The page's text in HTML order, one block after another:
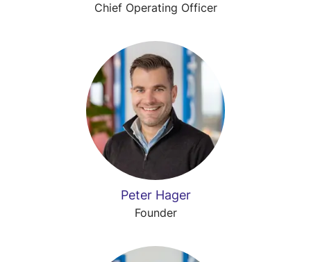
Chief Operating Officer
Peter Hager
Founder